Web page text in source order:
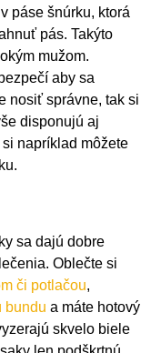
páse šnúrku, ktorá
pás. Takýto
mužom.
aby sa
nosiť správne, tak si
disponujú aj
napríklad môžete
sa dajú dobre
Oblečte si
či potlačou,
bundu a máte hotový
skvelo biele